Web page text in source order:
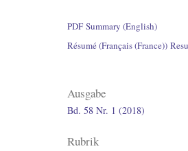
PDF Summary (English)
Résumé (Français (France))
Ausgabe
Bd. 58 Nr. 1 (2018)
Rubrik